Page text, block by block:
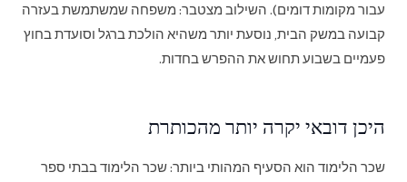
עבור מקומות דומים). השילוב מצטבר: משפחה שמשתמשת בעזרה
קבועה במשק הבית, נוסעת יותר משהיא הולכת ברגל וסועדת בחוץ
פעמיים בשבוע תחוש את ההפרש בחדות.
היכן דובאי יקרה יותר מהכותרת
שכר הלימוד הוא הסעיף המהותי ביותר: שכר הלימוד בבתי ספר